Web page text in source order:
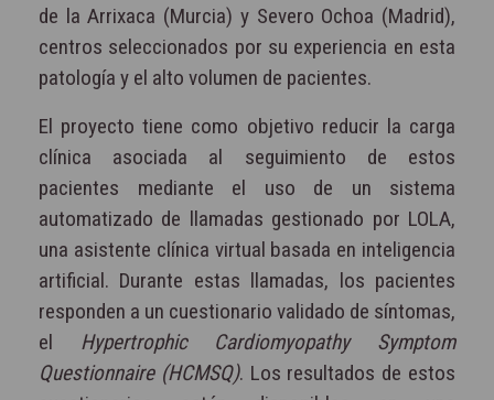
de la Arrixaca (Murcia) y Severo Ochoa (Madrid),
centros seleccionados por su experiencia en esta
patología y el alto volumen de pacientes.
El proyecto tiene como objetivo reducir la carga
clínica asociada al seguimiento de estos
pacientes mediante el uso de un sistema
automatizado de llamadas gestionado por LOLA,
una asistente clínica virtual basada en inteligencia
artificial. Durante estas llamadas, los pacientes
responden a un cuestionario validado de síntomas,
el Hypertrophic Cardiomyopathy Symptom
Questionnaire (HCMSQ). Los resultados de estos